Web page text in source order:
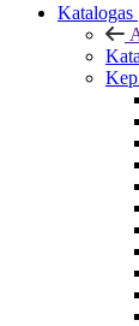
Katalogas